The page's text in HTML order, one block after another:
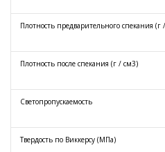
Плотность предварительного спекания (г
Плотность после спекания (г / см3)
Светопропускаемость
Твердость по Виккерсу (МПа)